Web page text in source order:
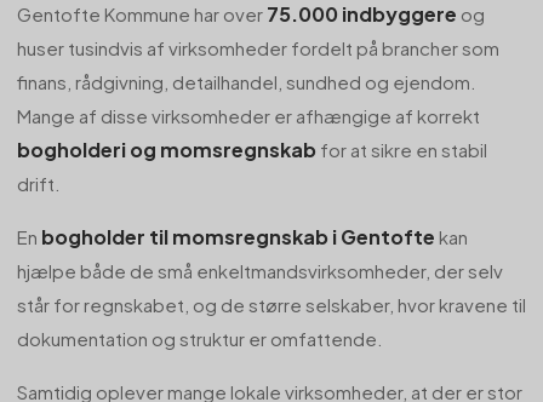
Gentofte Kommune har over 75.000 indbyggere og
huser tusindvis af virksomheder fordelt på brancher som
finans, rådgivning, detailhandel, sundhed og ejendom.
Mange af disse virksomheder er afhængige af korrekt
bogholderi og momsregnskab for at sikre en stabil
drift.
En bogholder til momsregnskab i Gentofte kan
hjælpe både de små enkeltmandsvirksomheder, der selv
står for regnskabet, og de større selskaber, hvor kravene til
dokumentation og struktur er omfattende.
Samtidig oplever mange lokale virksomheder, at der er stor